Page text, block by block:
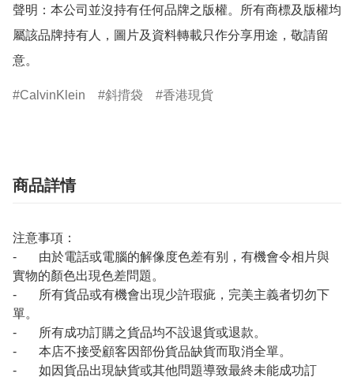
聲明：本公司並沒持有任何品牌之版權。所有商標及版權均
屬該品牌持有人，圖片及資料轉載只作分享用途，敬請留
意。
CalvinKlein 斜揹袋 香港現貨
商品詳情
注意事項：
- 由於電話或電腦的解像度色差有别，有機會令相片與
實物的顏色出現色差問題。
- 所有貨品或有機會出現少許瑕疵，完美主義者切勿下
單。
- 所有成功訂購之貨品均不設退貨或退款。
- 本店不接受顧客因部份貨品缺貨而取消全單。
- 如因貨品出現缺貨或其他問題導致最終未能成功訂